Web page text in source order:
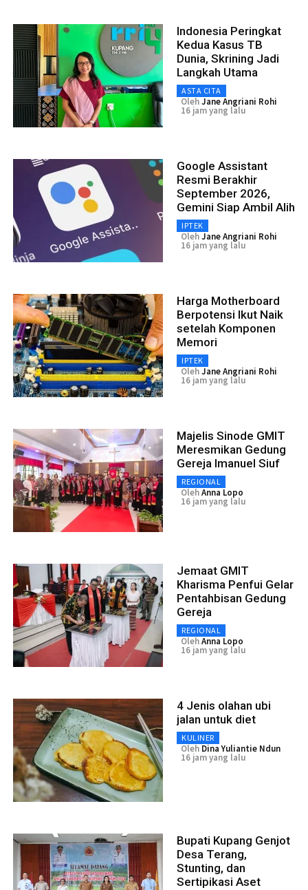
Indonesia Peringkat
Kedua Kasus TB
Dunia, Skrining Jadi
Langkah Utama
ASTA CITA
OlehJane Angriani Rohi
16 jam yang lalu
Google Assistant
Resmi Berakhir
September 2026,
Gemini Siap Ambil Alih
IPTEK
OlehJane Angriani Rohi
16 jam yang lalu
Harga Motherboard
Berpotensi Ikut Naik
setelah Komponen
Memori
IPTEK
OlehJane Angriani Rohi
16 jam yang lalu
Majelis Sinode GMIT
Meresmikan Gedung
Gereja Imanuel Siuf
REGIONAL
OlehAnna Lopo
16 jam yang lalu
Jemaat GMIT
Kharisma Penfui Gelar
Pentahbisan Gedung
Gereja
REGIONAL
OlehAnna Lopo
16 jam yang lalu
4 Jenis olahan ubi
jalan untuk diet
KULINER
Oleh Dina Yuliantie Ndun
16 jam yang lalu
Bupati Kupang Genjot
Desa Terang,
Stunting, dan
Sertipikasi Aset